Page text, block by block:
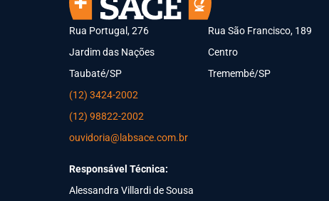
Rua Portugal, 276
Jardim das Nações
Taubaté/SP
Rua São Francisco, 189
Centro
Tremembé/SP
(12) 3424-2002
(12) 98822-2002
ouvidoria@labsace.com.br
Responsável Técnica:
Alessandra Villardi de Sousa